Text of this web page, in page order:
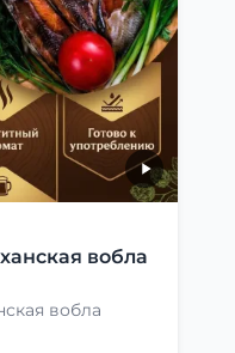
вобла
вобла